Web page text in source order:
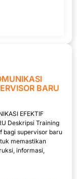
BARU
EFEKTIF
Deskripsi Training
bagi supervisor baru
memastikan
informasi,